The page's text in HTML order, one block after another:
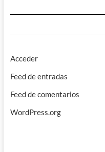
Acceder
Feed de entradas
Feed de comentarios
WordPress.org